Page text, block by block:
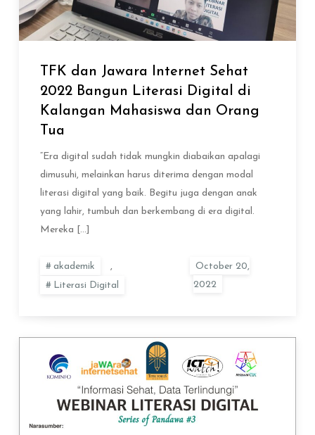
TFK dan Jawara Internet Sehat
2022 Bangun Literasi Digital di
Kalangan Mahasiswa dan Orang
Tua
“Era digital sudah tidak mungkin diabaikan apalagi
dimusuhi, melainkan harus diterima dengan modal
literasi digital yang baik. Begitu juga dengan anak
yang lahir, tumbuh dan berkembang di era digital.
Mereka […]
akademik
,
Literasi Digital